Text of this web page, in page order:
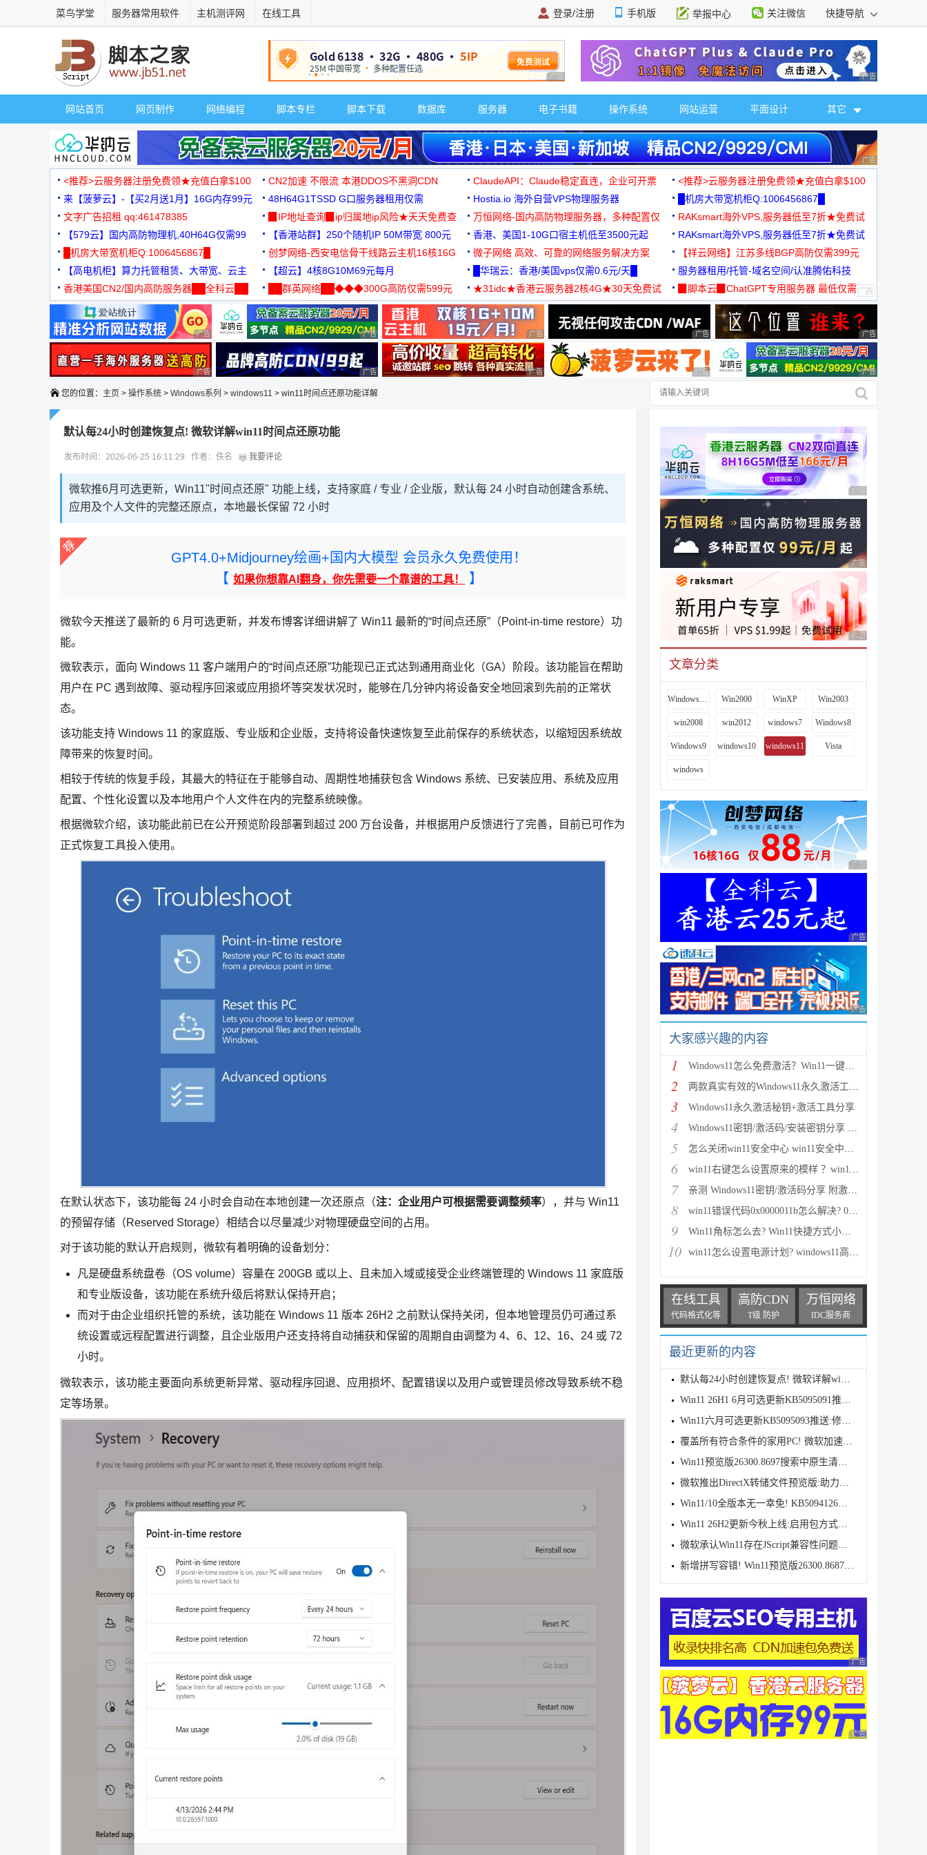
菜鸟学堂 服务器常用软件 主机测评网 在线工具 登录/注册 手机版 举报中心 关注微信 快捷导航
广告 商业广告，理性选择 广告 商业广告，理
网站首页 网页制作 网络编程 脚本专栏 脚本下载 数据库 服务器 电子书籍 操作系统 网站运营 平面设计 其它
广告 商业广告，理
<推荐>云服务器注册免费领★充值白拿$100 CN2加速 不限流 本港DDOS不黑洞CDN ClaudeAPI：Claude稳定直连，企业可开票
<推荐>云服务器注册免费领★充值白拿$100
来【菠萝云】-【买2月送1月】16G内存99元
48H64G1TSSD G口服务器租用仅需
3000+可免费测试
Hostia.io 海外自营VPS物理服务器
█机房大带宽机柜Q:1006456867█
文字广告招租 qq:461478385
▉IP地址查询▉ip归属地ip风险★天天免费查
万恒网络-国内高防物理服务器，多种配置仅
99元/月起
RAKsmart海外VPS,服务器低至7折★免费试
用★
【579云】国内高防物理机,40H64G仅需99
元
【香港站群】250个随机IP 50M带宽 800元 香港、美国1-10G口宿主机低至3500元起
RAKsmart海外VPS,服务器低至7折★免费试
用★
█机房大带宽机柜Q:1006456867█
创梦网络-西安电信骨干线路云主机16核16G
88元/月
微子网络 高效、可靠的网络服务解决方案
【祥云网络】江苏多线BGP高防仅需399元
【高电机柜】算力托管租赁、大带宽、云主
机
【超云】4核8G10M69元每月 █华瑞云：香港/美国vps仅需0.6元/天█
服务器租用/托管-域名空间/认准腾佑科技
香港美国CN2/国内高防服务器██全科云██
██群英网络██◆◆◆300G高防仅需599元
◆◆◆
★31idc★香港云服务器2核4G★30天免费试
用◆
▉脚本云▉ChatGPT专用服务器 最低仅需
19元/月
广告 商业广告，理性选择 广告 商业广告，理性选择 广告 商业广告，理性选择 广告 商业广告，理性选择 广告 商业广告，理
广告 商业广告，理性选择 广告 商业广告，理性选择 广告 商业广告，理性选择 广告 商业广告，理性选择 广告 商业广告，理
您的位置： 主页 > 操作系统 > Windows系列 > windows11 > win11时间点还原功能详解
默认每24小时创建恢复点! 微软详解win11时间点还原功能
发布时间：2026-06-25 16:11:29 作者：佚名 我要评论
微软推6月可选更新，Win11"时间点还原" 功能上线，支持家庭 / 专业 / 企业版，默认每 24 小时自动创建含系统、
应用及个人文件的完整还原点，本地最长保留 72 小时
GPT4.0+Midjourney绘画+国内大模型 会员永久免费使用！
【 如果你想靠AI翻身，你先需要一个靠谱的工具！ 】
微软今天推送了最新的 6 月可选更新，并发布博客详细讲解了 Win11 最新的“时间点还原”（Point-in-time restore）功
能。
微软表示，面向 Windows 11 客户端用户的“时间点还原”功能现已正式达到通用商业化（GA）阶段。该功能旨在帮助
用户在 PC 遇到故障、驱动程序回滚或应用损坏等突发状况时，能够在几分钟内将设备安全地回滚到先前的正常状
态。
该功能支持 Windows 11 的家庭版、专业版和企业版，支持将设备快速恢复至此前保存的系统状态，以缩短因系统故
障带来的恢复时间。
相较于传统的恢复手段，其最大的特征在于能够自动、周期性地捕获包含 Windows 系统、已安装应用、系统及应用
配置、个性化设置以及本地用户个人文件在内的完整系统映像。
根据微软介绍，该功能此前已在公开预览阶段部署到超过 200 万台设备，并根据用户反馈进行了完善，目前已可作为
正式恢复工具投入使用。
在默认状态下，该功能每 24 小时会自动在本地创建一次还原点（注：企业用户可根据需要调整频率），并与 Win11
的预留存储（Reserved Storage）相结合以尽量减少对物理硬盘空间的占用。
对于该功能的默认开启规则，微软有着明确的设备划分：
凡是硬盘系统盘卷（OS volume）容量在 200GB 或以上、且未加入域或接受企业终端管理的 Windows 11 家庭版
和专业版设备，该功能在系统升级后将默认保持开启；
而对于由企业组织托管的系统，该功能在 Windows 11 版本 26H2 之前默认保持关闭，但本地管理员仍可通过系
统设置或远程配置进行调整，且企业版用户还支持将自动捕获和保留的周期自由调整为 4、6、12、16、24 或 72
小时。
微软表示，该功能主要面向系统更新异常、驱动程序回退、应用损坏、配置错误以及用户或管理员修改导致系统不稳
定等场景。
广告 商业广告，理性
广告 商业广告，理性
广告 商业广告，理性
文章分类
Windows 9x Win2000 WinXP Win2003
win2008 win2012 windows7 Windows8
Windows9 windows10 windows11 Vista
windows
广告 商业广告，理性
广告 商业广告，理性
广告 商业广告，理性
大家感兴趣的内容
1 Windows11怎么免费激活？Win11一键激活方法汇总(附安装密钥)
2 两款真实有效的Windows11永久激活工具 附激活码
3 Windows11永久激活秘钥+激活工具分享
4 Windows11密钥/激活码/安装密钥分享 附激活工具+教程
5 怎么关闭win11安全中心 win11安全中心关闭步骤
6 win11右键怎么设置原来的模样 ？win11右键菜单改回传统模式教程
7 亲测 Windows11密钥/激活码分享 附激活工具
8 win11错误代码0x0000011b怎么解决? 0x0000011b问题的解决办法
9 Win11角标怎么去? Win11快捷方式小箭头的两种消除方法
10 win11怎么设置电源计划? windows11高性能模式的设置方法
在线工具
代码格式化等
高防CDN
T级 防护
万恒网络
IDC服务商
最近更新的内容
默认每24小时创建恢复点! 微软详解win11时间点还原功能
Win11 26H1 6月可选更新KB5095091推送:优化放大镜 改善装机体验
Win11六月可选更新KB5095093推送:修复回收站弹窗异常
覆盖所有符合条件的家用PC! 微软加速Win11 25H2推送
Win11预览版26300.8697搜索中原生清理Bing网页结果的教程
微软推出DirectX转储文件预览版:助力GPU崩溃诊断 将随 Win11 26H2 推送
Win11/10全版本无一幸免! KB5094126更新导致Office 崩溃/回收站异常
Win11 26H2更新今秋上线:启用包方式推送+硬件要求不变
微软承认Win11存在JScript兼容性问题已近一年:现已修复
新增拼写容错! Win11预览版26300.8687增强搜索
广告 商业广告，理性
广告 商业广告，理性